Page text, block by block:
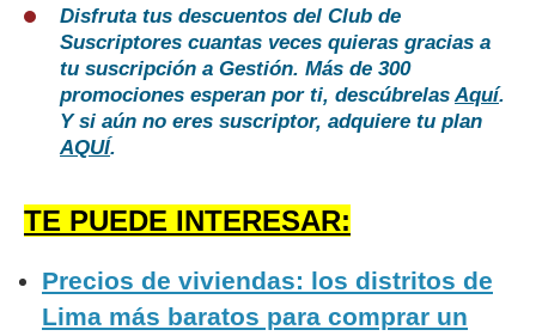
Disfruta tus descuentos del Club de
Suscriptores cuantas veces quieras gracias a
tu suscripción a Gestión. Más de 300
promociones esperan por ti, descúbrelasAquí.
Y si aún no eres suscriptor, adquiere tu plan
AQUÍ.
TE PUEDE INTERESAR:
Precios de viviendas: los distritos de
Lima más baratos para comprar un